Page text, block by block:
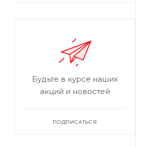
Будьте в курсе наших
акций и новостей
ПОДПИСАТЬСЯ